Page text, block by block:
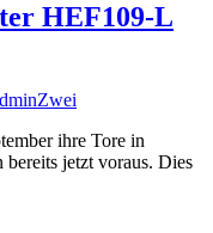
HEF109-L
ihre Tore in
jetzt voraus. Dies